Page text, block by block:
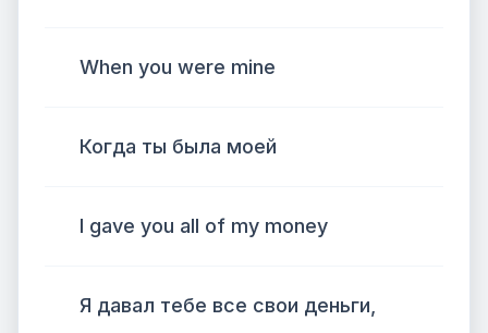
When you were mine
Когда ты была моей
I gave you all of my money
Я давал тебе все свои деньги,